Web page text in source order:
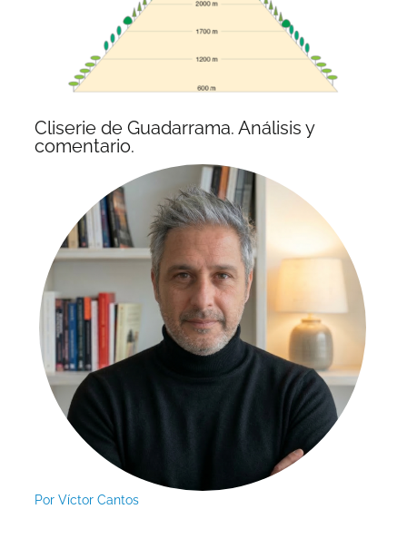
Cliserie de Guadarrama. Análisis y
comentario.
Por Víctor Cantos